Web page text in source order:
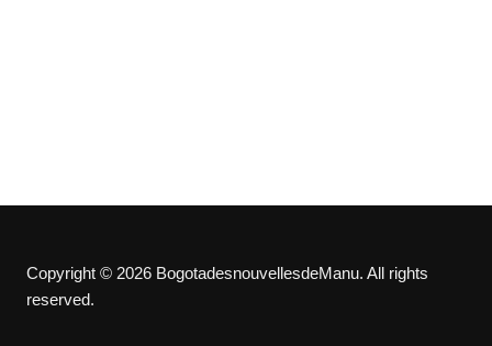
Copyright © 2026 BogotadesnouvellesdeManu. All rights
reserved.